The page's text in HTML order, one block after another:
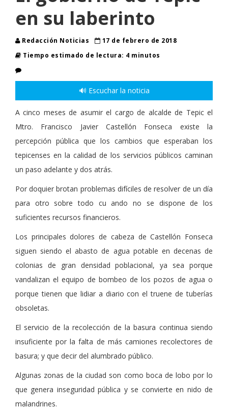
en su laberinto
Redacción Noticias
17 de febrero de 2018
Tiempo estimado de lectura: 4 minutos
🔊 Escuchar la noticia
A cinco meses de asumir el cargo de alcalde de Tepic el
Mtro. Francisco Javier Castellón Fonseca existe la
percepción pública que los cambios que esperaban los
tepicenses en la calidad de los servicios públicos caminan
un paso adelante y dos atrás.
Por doquier brotan problemas difíciles de resolver de un día
para otro sobre todo cu ando no se dispone de los
suficientes recursos financieros.
Los principales dolores de cabeza de Castellón Fonseca
siguen siendo el abasto de agua potable en decenas de
colonias de gran densidad poblacional, ya sea porque
vandalizan el equipo de bombeo de los pozos de agua o
porque tienen que lidiar a diario con el truene de tuberías
obsoletas.
El servicio de la recolección de la basura continua siendo
insuficiente por la falta de más camiones recolectores de
basura; y que decir del alumbrado público.
Algunas zonas de la ciudad son como boca de lobo por lo
que genera inseguridad pública y se convierte en nido de
malandrines.